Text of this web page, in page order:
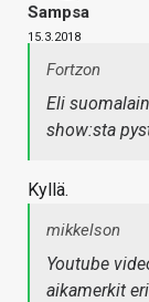
Sampsa
15.3.2018
Fortzon
Eli
show:sta
Kyllä.
mikkelson
Youtube
aikamerkit